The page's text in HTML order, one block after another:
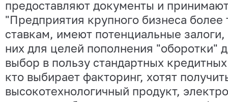
предоставляют документы и
"Предприятия крупного бизнеса более
ставкам, имеют потенциальные
них для целей пополнения "оборотки"
выбор в пользу стандартных
кто выбирает факторинг, хотят
высокотехнологичный продукт,